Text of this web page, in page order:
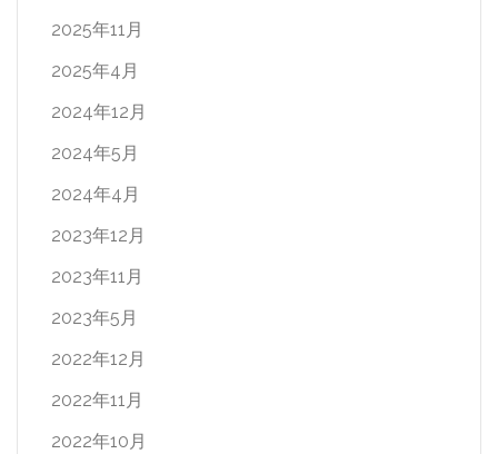
2025年11月
2025年4月
2024年12月
2024年5月
2024年4月
2023年12月
2023年11月
2023年5月
2022年12月
2022年11月
2022年10月